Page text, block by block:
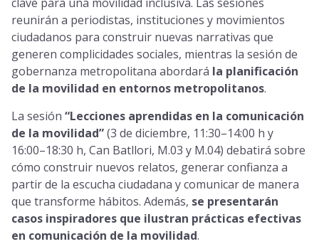
clave para una movilidad inclusiva. Las sesiones
reunirán a periodistas, instituciones y movimientos
ciudadanos para construir nuevas narrativas que
generen complicidades sociales, mientras la sesión de
gobernanza metropolitana abordará la planificación
de la movilidad en entornos metropolitanos.
La sesión “Lecciones aprendidas en la comunicación
de la movilidad”(3 de diciembre, 11:30–14:00 h y
16:00–18:30 h, Can Batllori, M.03 y M.04) debatirá sobre
cómo construir nuevos relatos, generar confianza a
partir de la escucha ciudadana y comunicar de manera
que transforme hábitos. Además, se presentarán
casos inspiradores que ilustran prácticas efectivas
en comunicación de la movilidad.